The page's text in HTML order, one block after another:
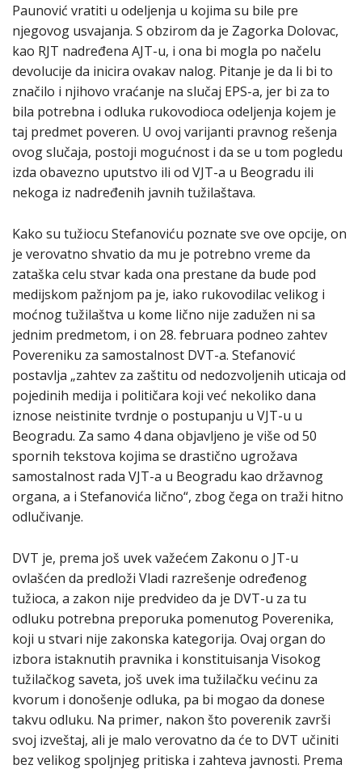
Paunović vratiti u odeljenja u kojima su bile pre
njegovog usvajanja. S obzirom da je Zagorka Dolovac,
kao RJT nadređena AJT-u, i ona bi mogla po načelu
devolucije da inicira ovakav nalog. Pitanje je da li bi to
značilo i njihovo vraćanje na slučaj EPS-a, jer bi za to
bila potrebna i odluka rukovodioca odeljenja kojem je
taj predmet poveren. U ovoj varijanti pravnog rešenja
ovog slučaja, postoji mogućnost i da se u tom pogledu
izda obavezno uputstvo ili od VJT-a u Beogradu ili
nekoga iz nadređenih javnih tužilaštava.
Kako su tužiocu Stefanoviću poznate sve ove opcije, on
je verovatno shvatio da mu je potrebno vreme da
zataška celu stvar kada ona prestane da bude pod
medijskom pažnjom pa je, iako rukovodilac velikog i
moćnog tužilaštva u kome lično nije zadužen ni sa
jednim predmetom, i on 28. februara podneo zahtev
Povereniku za samostalnost DVT-a. Stefanović
postavlja „zahtev za zaštitu od nedozvoljenih uticaja od
pojedinih medija i političara koji već nekoliko dana
iznose neistinite tvrdnje o postupanju u VJT-u u
Beogradu. Za samo 4 dana objavljeno je više od 50
spornih tekstova kojima se drastično ugrožava
samostalnost rada VJT-a u Beogradu kao državnog
organa, a i Stefanovića lično“, zbog čega on traži hitno
odlučivanje.
DVT je, prema još uvek važećem Zakonu o JT-u
ovlašćen da predloži Vladi razrešenje određenog
tužioca, a zakon nije predvideo da je DVT-u za tu
odluku potrebna preporuka pomenutog Poverenika,
koji u stvari nije zakonska kategorija. Ovaj organ do
izbora istaknutih pravnika i konstituisanja Visokog
tužilačkog saveta, još uvek ima tužilačku većinu za
kvorum i donošenje odluka, pa bi mogao da donese
takvu odluku. Na primer, nakon što poverenik završi
svoj izveštaj, ali je malo verovatno da će to DVT učiniti
bez velikog spoljnjeg pritiska i zahteva javnosti. Prema